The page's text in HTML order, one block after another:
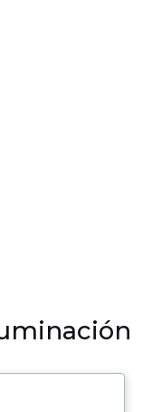
iluminación para